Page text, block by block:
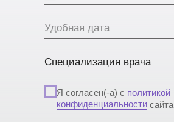
Я согласен(-а) с политикой
конфиденциальности сайта